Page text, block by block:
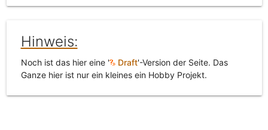
Hinweis:
Noch ist das hier eine ' Draft'-Version der Seite. Das
Ganze hier ist nur ein kleines ein Hobby Projekt.